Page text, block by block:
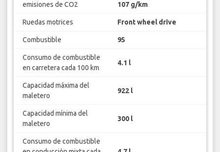
emisiones de CO2 107 g/km
Ruedas motrices Front wheel drive
Combustible 95
Consumo de combustible
en carretera cada 100 km
4.1 l
Capacidad máxima del
maletero
922 l
Capacidad mínima del
maletero
300 l
Consumo de combustible